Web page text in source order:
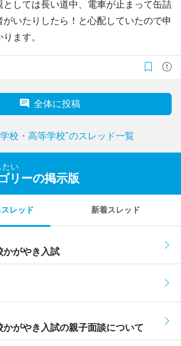
としては長い道中、電車が止まって缶詰
がいたりしたら！と心配していたので申
ます。
全体に投稿
校・高等学校"のスレッド一覧
たい
リーの掲示版
レッド 新着スレッド
かがやき入試
かがやき入試の親子面談について